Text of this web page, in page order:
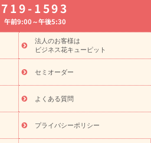
お供え・お悔やみの花
儀に贈る花 胡蝶蘭・花鉢
ント
ひまわり ギフト・プレゼント
季節のイベント
お盆 花（新
初盆）
お盆・お供え 花とセットギ
ブドフラワー
ひまわり ギフト・プ
お中元・暑中見舞い 花のギフト特集
プレゼント特集
敬老の日 花のおすすめランキング
敬
レゼント特集
敬老の日 花とセットギ
の日の花 全てのギフト一覧
キャン
1593
午前9:00～午後5:30
法人のお客様は
ビジネス花キューピット
セミオーダー
よくある質問
プライバシーポリシー